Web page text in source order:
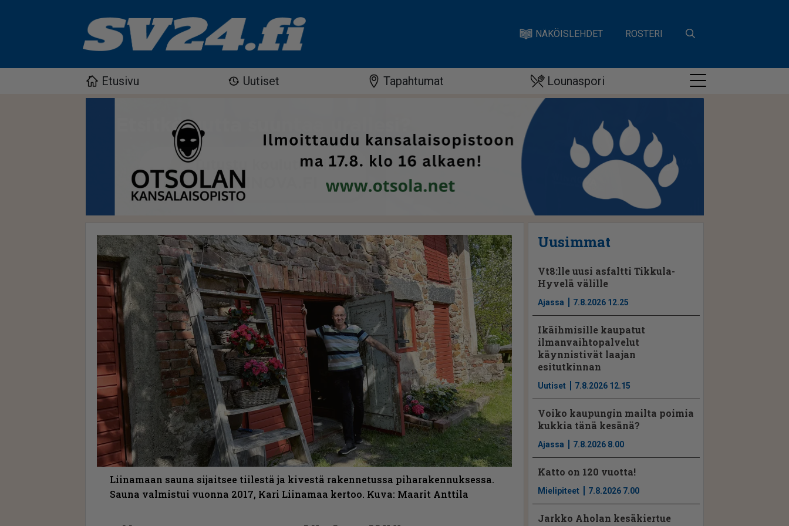
NÄKÖISLEHDET ROSTERI
Etusivu Uutiset Tapahtumat Lounaspori
Liinamaan sauna sijaitsee tiilestä ja kivestä rakennetussa piharakennuksessa.
Sauna valmistui vuonna 2017, Kari Liinamaa kertoo. Kuva: Maarit Anttila
Uusimmat
Vt8:lle uusi asfaltti Tikkula-
Hyvelä välille
Ajassa 7.8.2026 12.25
Ikäihmisille kaupatut
ilmanvaihtopalvelut
käynnistivät laajan
esitutkinnan
Uutiset 7.8.2026 12.15
Voiko kaupungin mailta poimia
kukkia tänä kesänä?
Ajassa 7.8.2026 8.00
Katto on 120 vuotta!
Mielipiteet 7.8.2026 7.00
Jarkko Aholan kesäkiertue